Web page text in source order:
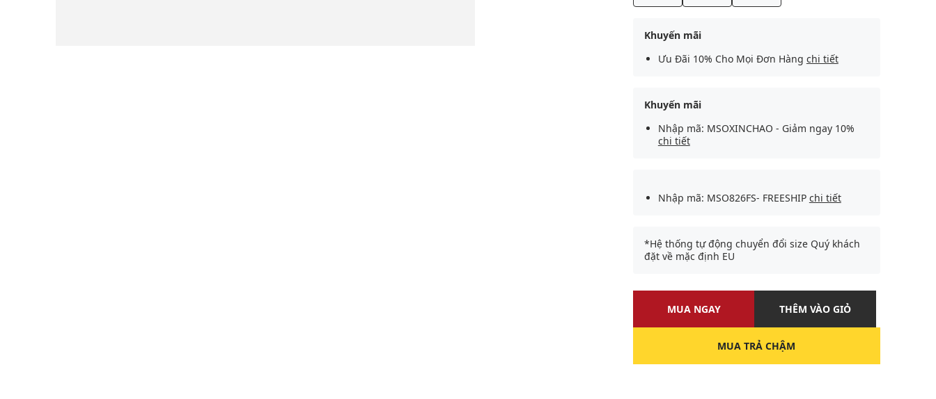
Khuyến mãi
Ưu Đãi 10% Cho Mọi Đơn Hàng chi tiết
Khuyến mãi
Nhập mã: MSOXINCHAO - Giảm ngay 10%
chi tiết
Nhập mã: MSO826FS- FREESHIP chi tiết
*Hệ thống tự động chuyển đổi size Quý khách
đặt về mặc định EU
MUA NGAY THÊM VÀO GIỎ
MUA TRẢ CHẬM